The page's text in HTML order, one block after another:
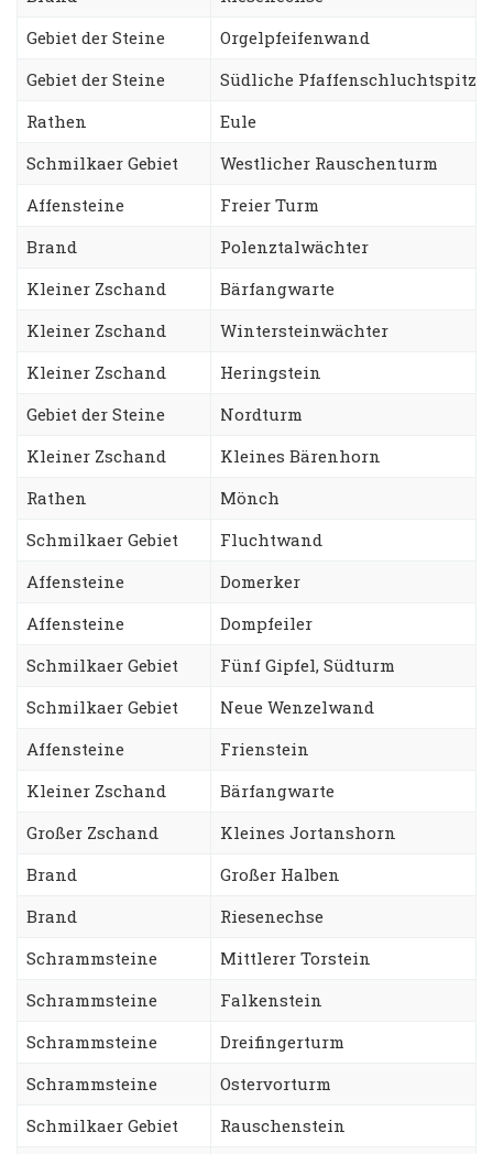
Gebiet der Steine
Orgelpfeifenwand
Gebiet der Steine
Südliche Pfaffenschluchtspitze
Rathen
Eule
Schmilkaer Gebiet
Westlicher Rauschenturm
Affensteine
Freier Turm
Brand
Polenztalwächter
Kleiner Zschand
Bärfangwarte
Kleiner Zschand
Wintersteinwächter
Kleiner Zschand
Heringstein
Gebiet der Steine
Nordturm
Kleiner Zschand
Kleines Bärenhorn
Rathen
Mönch
Schmilkaer Gebiet
Fluchtwand
Affensteine
Domerker
Affensteine
Dompfeiler
Schmilkaer Gebiet
Fünf Gipfel, Südturm
Schmilkaer Gebiet
Neue Wenzelwand
Affensteine
Frienstein
Kleiner Zschand
Bärfangwarte
Großer Zschand
Kleines Jortanshorn
Brand
Großer Halben
Brand
Riesenechse
Schrammsteine
Mittlerer Torstein
Schrammsteine
Falkenstein
Schrammsteine
Dreifingerturm
Schrammsteine
Ostervorturm
Schmilkaer Gebiet
Rauschenstein